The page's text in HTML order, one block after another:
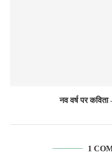
नव वर्ष पर कविता
1